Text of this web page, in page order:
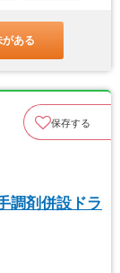
ある
保存する
調剤併設ドラ